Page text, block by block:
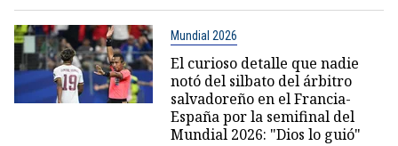
Mundial 2026
El curioso detalle que nadie
notó del silbato del árbitro
salvadoreño en el Francia-
España por la semifinal del
Mundial 2026: "Dios lo guió"